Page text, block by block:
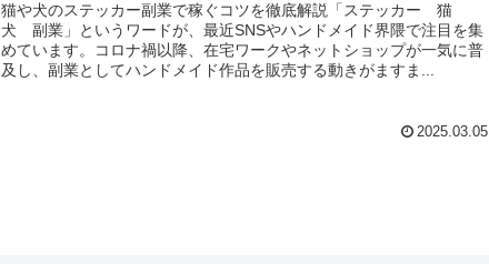
猫や犬のステッカー副業で稼ぐコツを徹底解説「ステッカー 猫
犬 副業」というワードが、最近SNSやハンドメイド界隈で注目を集
めています。コロナ禍以降、在宅ワークやネットショップが一気に普
及し、副業としてハンドメイド作品を販売する動きがますま...
2025.03.05